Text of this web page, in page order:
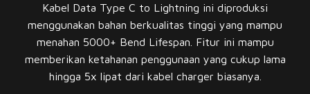
Kabel Data Type C to Lightning ini diproduksi
menggunakan bahan berkualitas tinggi yang mampu
menahan 5000+ Bend Lifespan. Fitur ini mampu
memberikan ketahanan penggunaan yang cukup lama
hingga 5x lipat dari kabel charger biasanya.